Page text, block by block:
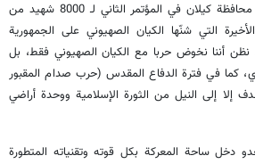
السبت في مدينة رشت مركز محافظة كيلان في المؤتمر الثاني لـ 8000 شهيد من
التي شنّها الكيان الصهيوني على الجمهورية
نظن أننا نخوض حربا مع الكيان الصهيوني فقط، بل
كما في فترة الدفاع المقدس (حرب صدام المقبور
1980-1988)، لا يهدف إلا إلى النيل من الثورة الإسلامية ووحدة أراضي
دخل ساحة المعركة بكل قوته وتقنياته المتطورة